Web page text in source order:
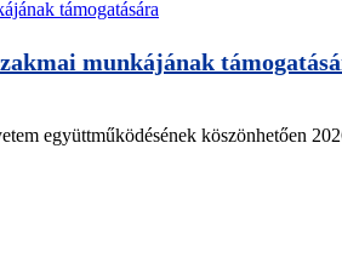
munkájának
együttműködésének köszönhetően